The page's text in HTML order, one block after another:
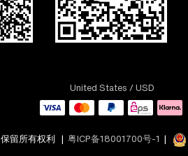
United States / USD
保留所有权利 | 粤ICP备18001700号-1 |